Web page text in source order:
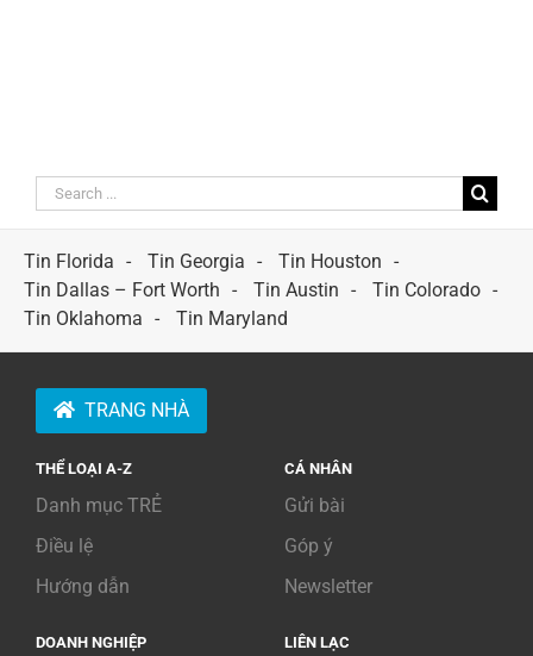
Search
for:
Tin Florida
Tin Georgia
Tin Houston
Tin Dallas – Fort Worth
Tin Austin
Tin Colorado
Tin Oklahoma
Tin Maryland
TRANG NHÀ
THỂ LOẠI A-Z
Danh mục TRẺ
Điều lệ
Hướng dẫn
CÁ NHÂN
Gửi bài
Góp ý
Newsletter
DOANH NGHIỆP LIÊN LẠC